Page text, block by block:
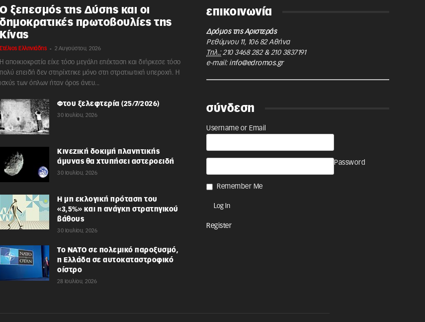
Ο ξεπεσμός της Δύσης και οι
δημοκρατικές πρωτοβουλίες της
Κίνας
Στέλιος Ελληνιάδης - 2 Αυγούστου, 2026
Η αποικιοκρατία είχε τόσο μεγάλη επέκταση και διήρκεσε τόσο
πολύ επειδή δεν στηρίχτηκε μόνο στη στρατιωτική υπεροχή. Η
ισχύς των όπλων ήταν όρος άνευ...
Φτου ξελεφτερία (25/7/2026)
30 Ιουλίου, 2026
Κινεζική δοκιμή πλανητικής
άμυνας θα χτυπήσει αστεροειδή
30 Ιουλίου, 2026
Η μη εκλογική πρόταση του
«3,5%» και η ανάγκη στρατηγικού
βάθους
30 Ιουλίου, 2026
Το ΝΑΤΟ σε πολεμικό παροξυσμό,
η Ελλάδα σε αυτοκαταστροφικό
οίστρο
28 Ιουλίου, 2026
επικοινωνία
Δρόμος της Αριστεράς
Ρεθύμνου 11, 106 82 Αθήνα
Τηλ.: 210 3468 282& 210 3837191
e-mail: info@edromos.gr
σύνδεση
Username or Email
Password
Remember Me
Register